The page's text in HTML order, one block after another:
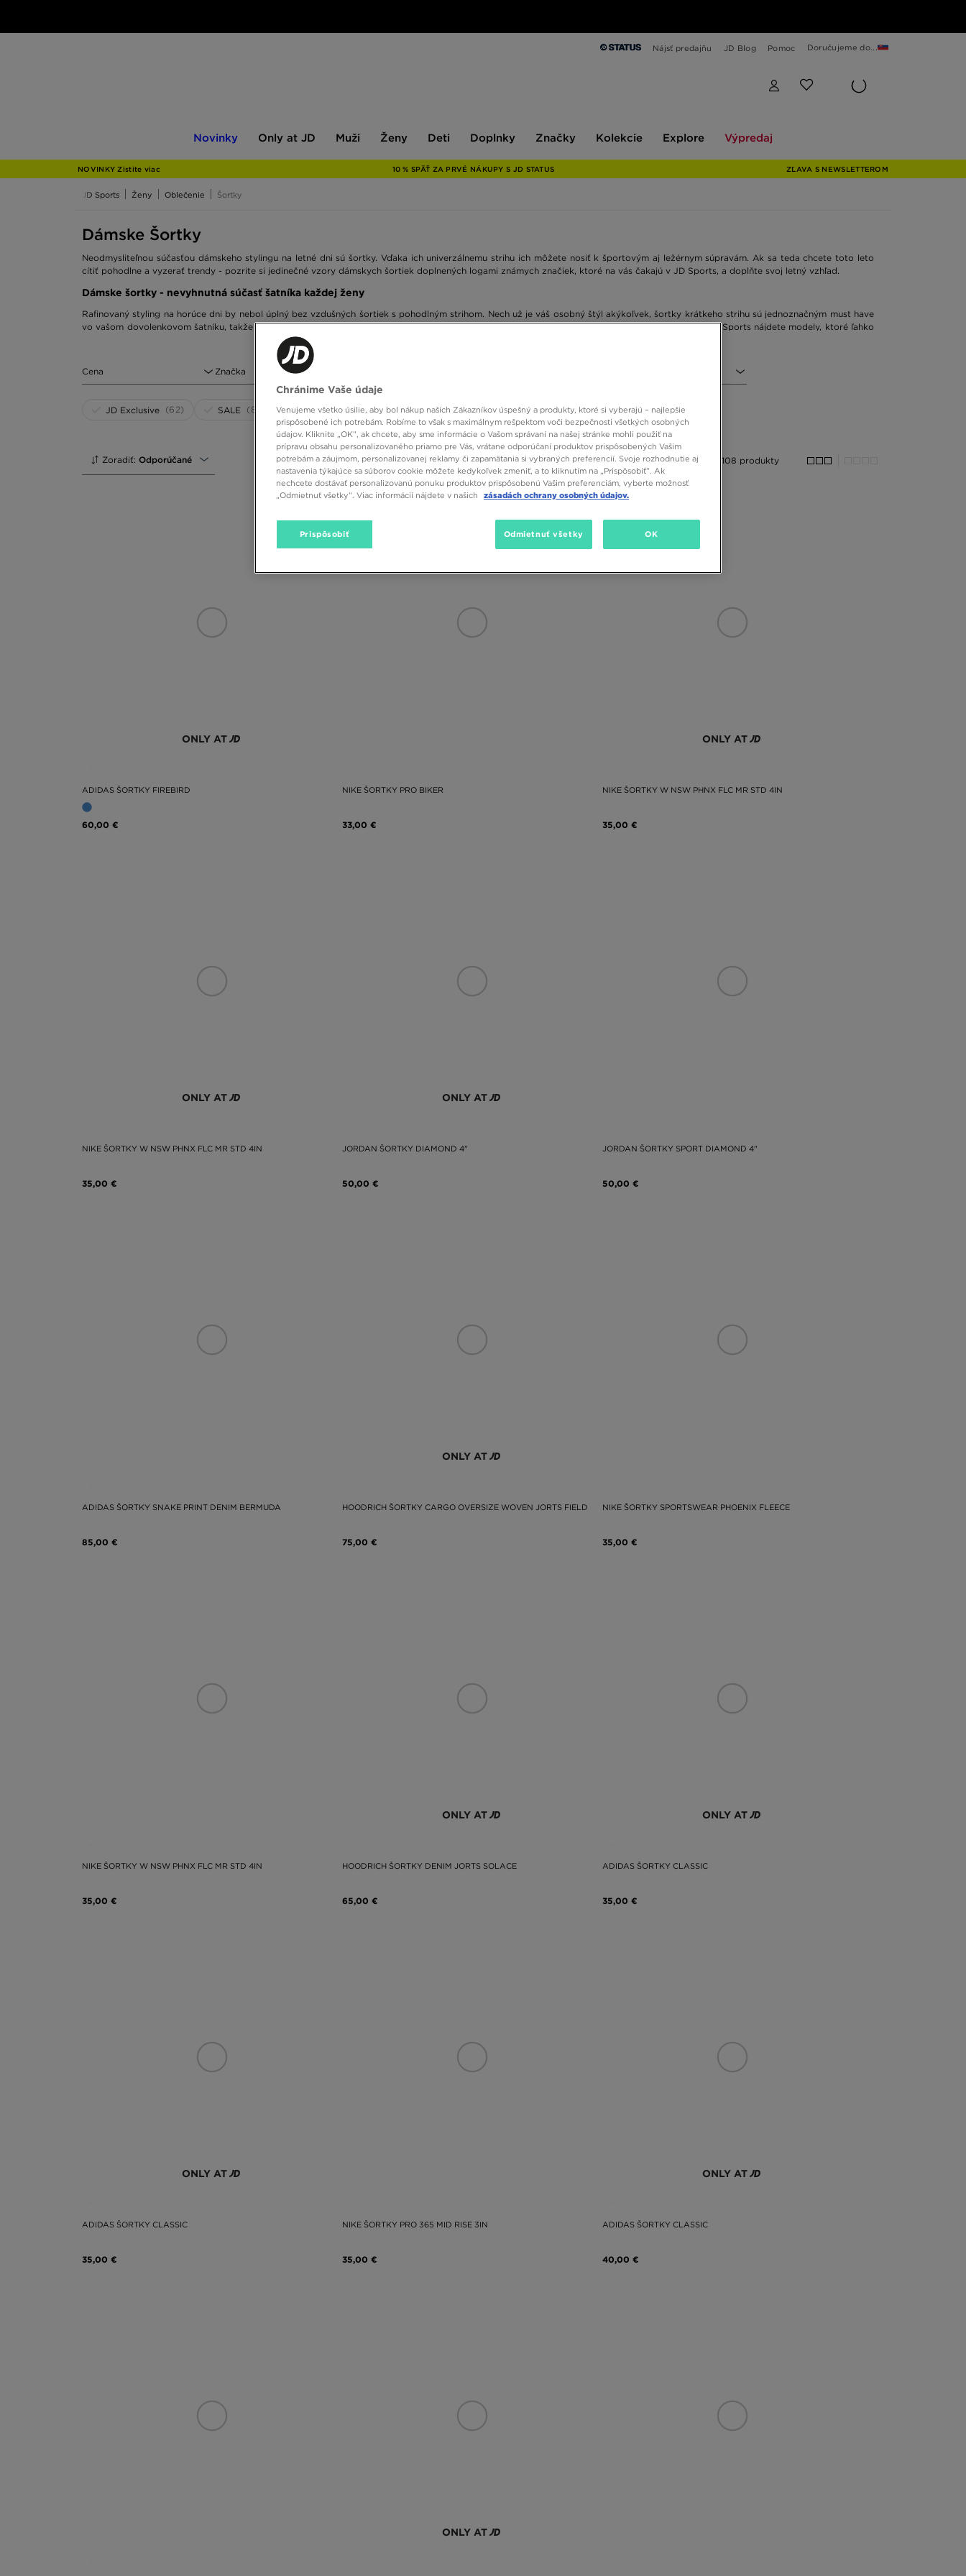
Nájsť predajňu JD Blog Pomoc Doručujeme do...
Novinky
JD
Only at JD Muži Ženy Deti Doplnky Značky Kolekcie Explore Výpredaj
NOVINKY Zistite viac 10 % SPÄŤ ZA PRVÉ NÁKUPY S JD STATUS ZĽAVA S NEWSLETTEROM
JD Sports Ženy Oblečenie Šortky
Dámske Šortky
Neodmysliteľnou súčasťou dámskeho stylingu na letné dni sú šortky. Vďaka ich univerzálnemu strihu ich môžete nosiť k športovým aj ležérnym súpravám. Ak sa teda chcete toto leto
cítiť pohodlne a vyzerať trendy - pozrite si jedinečné vzory dámskych šortiek doplnených logami známych značiek, ktoré na vás čakajú v JD Sports, a doplňte svoj letný vzhľad.
Dámske šortky - nevyhnutná súčasť šatníka každej ženy
Rafinovaný styling na horúce dni by nebol úplný bez vzdušných šortiek s pohodlným strihom. Nech už je váš osobný štýl akýkoľvek, šortky krátkeho strihu sú jednoznačným must have
vo vašom dovolenkovom šatníku, takže ak si chcete toto leto zaručiť dokonalý vzhľad - doplňte svoj šatník šortkami z nášho online obchodu. V JD Sports nájdete modely, ktoré ľahko
zladíte so svojimi obľúbenými ležérnymi outfitmi. Medzi značkami Nike, Reebok, Under Armour, adidas, Hoodrich, Converse, ellesse, Juicy Couture, Pink Soda Sport, The North Face,
Tommy Hilfiger určite objavíte dokonalé dámske šortky. Precízne spracovanie a kvalitné materiály sú zárukou, že vám šortky od známych prémiových značiek a obľúbených športových
značiek budú slúžiť mnoho sezón. Chýbajú vám v šatníku krátke šortky na rôzne príležitosti? Je čas to zmeniť!
Dámske šortky na rôzne príležitosti - ktorý dizajn vám padne do oka?
Nastal čas na osvieženie vášho letného šatníka? Pri výbere tých správnych dámskych šortiek pre vás by ste mali venovať osobitnú pozornosť ich strihu, pretože rôzne strihy sa rôzne
osvedčia v závislosti od príležitosti. Džínsové šortky s vysokým sedom sú ideálne na víkendové outfity. Voľné nohavice siahajúce nad kolená zabezpečia optimálnu cirkuláciu vzduchu
počas horúcich dní a svetlomodrý denim zvýrazní vaše opálenie. Oblečte si ich so vzdušným tričkom, obujte si pohodlné espadrilky a užívajte si uhladený vzhľad po celý deň. Ak
hľadáte dizajn, ktorý bude vyzerať skvele so športovým oblečením, vyberte si dámske teplákové šortky alebo motorkárske šortky s priliehavým strihom. Oboje budú vyzerať skvele s
pásikavým topom, voľným tričkom a ležérnymi teniskami alebo športovými sandálmi. Zistite, aké modely sú k dispozícii a doplňte svoj šatník dokonalými návrhmi dámskych šortiek.
Cena Značka
JD Exclusive (62) SALE (88)
Zoradiť: Odporúčané 108 produkty
ONLY AT
ADIDAS ŠORTKY FIREBIRD
60,00 €
NIKE ŠORTKY PRO BIKER
33,00 €
ONLY AT
NIKE ŠORTKY W NSW PHNX FLC MR STD 4IN
35,00 €
ONLY AT
NIKE ŠORTKY W NSW PHNX FLC MR STD 4IN
35,00 €
ONLY AT
JORDAN ŠORTKY DIAMOND 4"
50,00 €
JORDAN ŠORTKY SPORT DIAMOND 4"
50,00 €
ADIDAS ŠORTKY SNAKE PRINT DENIM BERMUDA
85,00 €
ONLY AT
HOODRICH ŠORTKY CARGO OVERSIZE WOVEN JORTS FIELD
75,00 €
NIKE ŠORTKY SPORTSWEAR PHOENIX FLEECE
35,00 €
NIKE ŠORTKY W NSW PHNX FLC MR STD 4IN
35,00 €
ONLY AT
HOODRICH ŠORTKY DENIM JORTS SOLACE
65,00 €
ONLY AT
ADIDAS ŠORTKY CLASSIC
35,00 €
ONLY AT
ADIDAS ŠORTKY CLASSIC
35,00 €
NIKE ŠORTKY PRO 365 MID RISE 3IN
35,00 €
ONLY AT
ADIDAS ŠORTKY CLASSIC
40,00 €
ONLY AT
Chránime Vaše údaje
Venujeme všetko úsilie, aby bol nákup našich Zákazníkov úspešný a produkty, ktoré si vyberajú – najlepšie
prispôsobené ich potrebám. Robíme to však s maximálnym rešpektom voči bezpečnosti všetkých osobných
údajov. Kliknite „OK”, ak chcete, aby sme informácie o Vašom správaní na našej stránke mohli použiť na
prípravu obsahu personalizovaného priamo pre Vás, vrátane odporúčaní produktov prispôsobených Vašim
potrebám a záujmom, personalizovanej reklamy či zapamätania si vybraných preferencií. Svoje rozhodnutie aj
nastavenia týkajúce sa súborov cookie môžete kedykoľvek zmeniť, a to kliknutím na „Prispôsobiť”. Ak
nechcete dostávať personalizovanú ponuku produktov prispôsobenú Vašim preferenciám, vyberte možnosť
„Odmietnuť všetky”. Viac informácií nájdete v našich
zásadách ochrany osobných údajov.
Prispôsobiť Odmietnuť všetky OK